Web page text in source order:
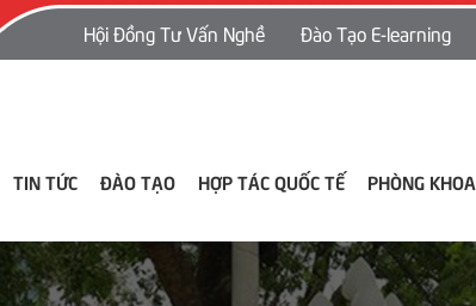
Hội Đồng Tư Vấn Nghề Đào Tạo E-learning
TIN TỨC ĐÀO TẠO HỢP TÁC QUỐC TẾ PHÒNG KHOA